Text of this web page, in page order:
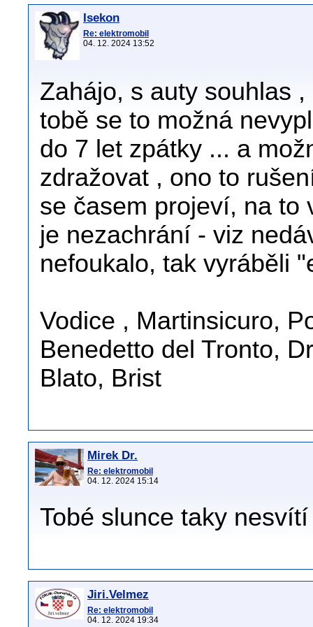
Isekon
Re: elektromobil
04. 12. 2024 13:52
Zahájo, s auty souhlas
tobě se to možná
do 7 let zpátky ... a
zdražovat , ono to
se časem projeví, na to
je nezachrání - viz
nefoukalo, tak vyráběli
Vodice , Martinsicuro,
Benedetto del Tronto,
Blato, Brist
Mirek Dr.
Re: elektromobil
04. 12. 2024 15:14
Tobé slunce taky
Jiri.Velmez
Re: elektromobil
04. 12. 2024 19:34